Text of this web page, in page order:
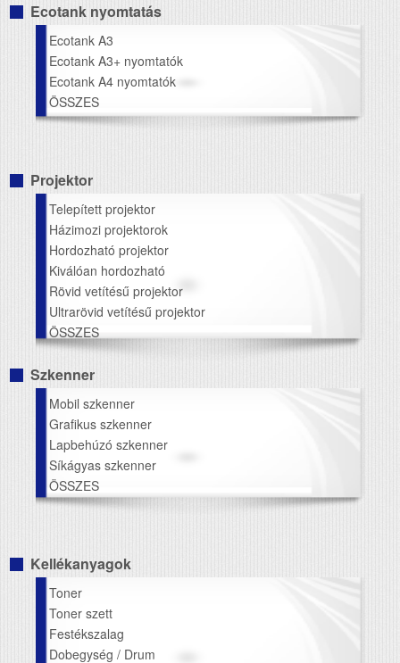
Ecotank nyomtatás
Ecotank A3
Ecotank A3+ nyomtatók
Ecotank A4 nyomtatók
ÖSSZES
Projektor
Telepített projektor
Házimozi projektorok
Hordozható projektor
Kiválóan hordozható
Rövid vetítésű projektor
Ultrarövid vetítésű projektor
ÖSSZES
Szkenner
Mobil szkenner
Grafikus szkenner
Lapbehúzó szkenner
Síkágyas szkenner
ÖSSZES
Kellékanyagok
Toner
Toner szett
Festékszalag
Dobegység / Drum